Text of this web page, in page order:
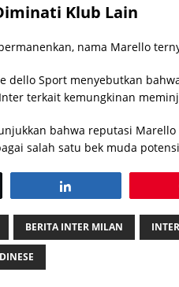
Klub Lain
nama Marello
dello Sport menyebutkan
terkait kemungkinan
bahwa reputasi
salah satu bek muda
BERITA INTER MILAN INTER